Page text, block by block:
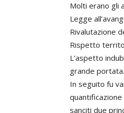
Molti erano gli
Legge
Rivalutazione
Rispetto
L’aspetto
grande portata.
In seguito fu
sanciti due